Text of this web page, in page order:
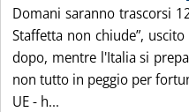
Domani saranno trascorsi
Staffetta non chiude”,
dopo, mentre l'Italia si
non tutto in peggio per
UE - h...